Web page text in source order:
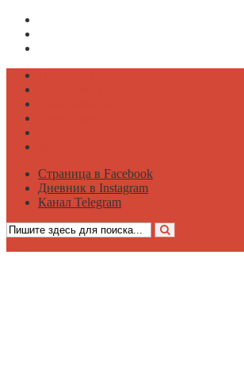
Страница в Facebook
Дневник в Instagram
Канал Telegram